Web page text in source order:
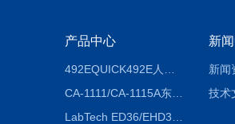
产品中心
CA-1111/CA-1115A东京理化EYELA CA-1111/CA-1115A冷却水循环装置
新
新闻
技术